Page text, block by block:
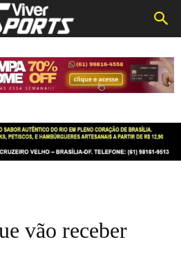
vão receber